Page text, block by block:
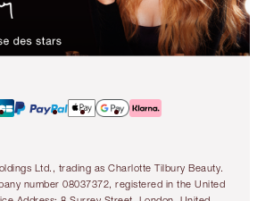
Ltd., trading as Charlotte Tilbury Beauty.
number 08037372, registered in the United